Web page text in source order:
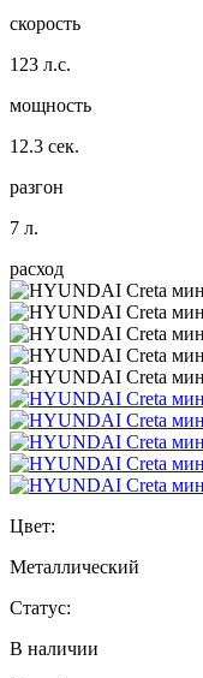
скорость
123 л.с.
мощность
12.3 сек.
разгон
7 л.
расход
Цвет:
Металлический
Статус:
В наличии